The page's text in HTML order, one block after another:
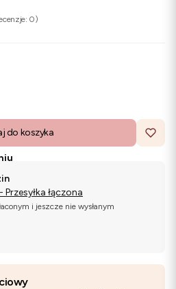
0)
do koszyka
- Przesyłka łączona
i jeszcze nie wysłanym